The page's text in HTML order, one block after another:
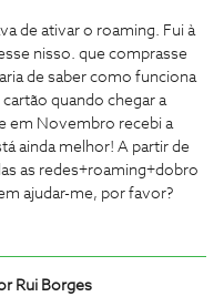
de ativar o roaming. Fui à
nisso. que comprasse
de saber como funciona
quando chegar a
em Novembro recebi a
ainda melhor! A partir de
as redes+roaming+dobro
ajudar-me, por favor?
Rui Borges